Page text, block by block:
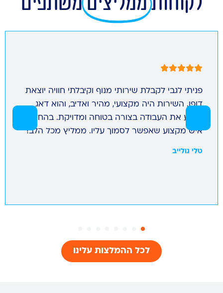
טלי גולייב
פניתי לגבי לקבלת שירותי מנוף וקיבלתי חוויה יוצאת
דופן. השירות היה מקצועי, מהיר ואדיב, והוא דאג
לבצע את העבודה בצורה בטוחה ומדויקת. בהחלט
איש מקצוע שאפשר לסמוך עליו. ממליץ מכל הלב!
לכל ההמלצות עלינו